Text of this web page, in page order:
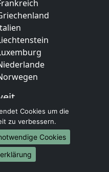
am Main
Cookies um die
zu verbessern.
Cookies